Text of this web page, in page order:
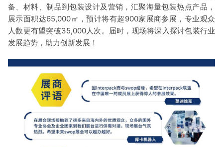
备、材料、制品到包装设计及营销，汇聚海量包装热点产品，
展示面积达65,000㎡，预计将有超900家展商参展，专业观众
人数更有望突破35,000人次。届时，现场将深入探讨包装行业
发展趋势，助力创新发展！